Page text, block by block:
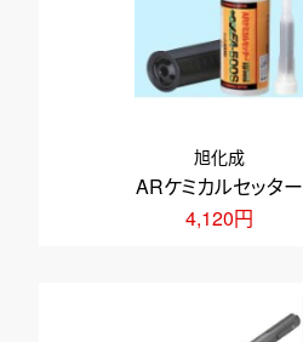
ARケミカルセッター
旭化成
4,120円